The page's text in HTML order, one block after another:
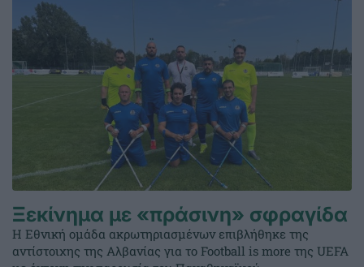
Ξεκίνημα με «πράσινη» σφραγίδα
Η Εθνική ομάδα ακρωτηριασμένων επιβλήθηκε της
αντίστοιχης της Αλβανίας για το Football is more της UEFA